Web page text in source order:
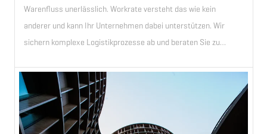
Warenfluss unerlässlich. Workrate versteht das wie kein
anderer und kann Ihr Unternehmen dabei unterstützen. Wir
sichern komplexe Logistikprozesse ab und beraten Sie zu